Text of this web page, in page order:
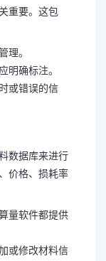
重要。这包
理。
明确标注。
或错误的信
数据库来进行
价格、损耗率
量软件都提供
或修改材料信